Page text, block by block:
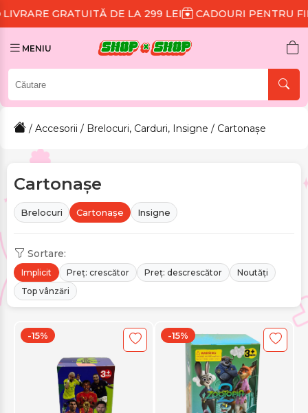
DE LA 299 LEI CADOURI PENTRU FIECARE
MENIU
/ Accesorii / Brelocuri, Carduri, Insigne / Cartonașe
Cartonașe
Brelocuri Cartonașe Insigne
Sortare:
Implicit Preț: crescător Preț: descrescător
Noutăți
Top vânzări
-15% -15%